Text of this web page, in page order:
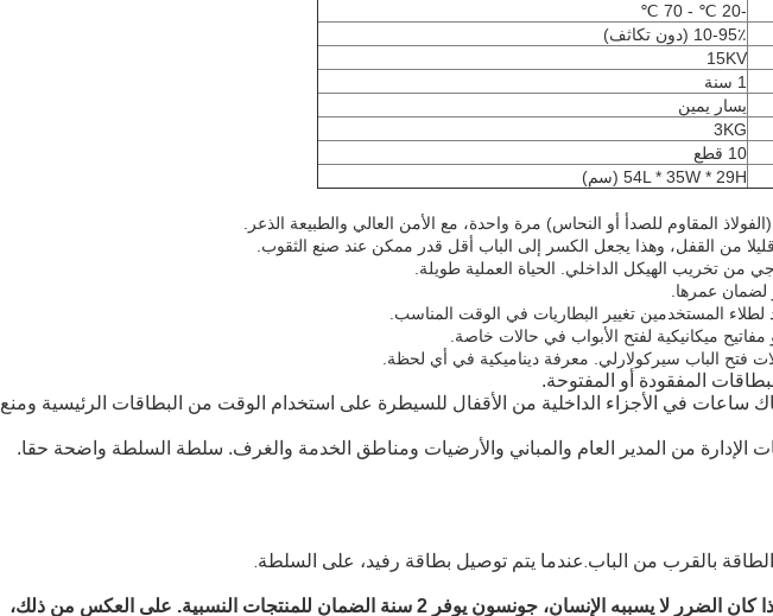
-20 ℃ - 70 ℃
10-95٪ (دون تكاثف)
15KV
1 سنة
يسار يمين
3KG
10 قطع
54L * 35W * 29H (سم)
المقاوم للصدأ أو النحاس) مرة واحدة، مع الأمن العالي والطبيعة الذعر.
من القفل، وهذا يجعل الكسر إلى الباب أقل قدر ممكن عند صنع الثقوب.
من تخريب الهيكل الداخلي.
الحياة العملية طويلة.
لضمان عمرها.
المستخدمين تغيير البطاريات في الوقت المناسب.
ميكانيكية لفتح الأبواب في حالات خاصة.
معرفة ديناميكية في أي لحظة.
المفقودة أو المفتوحة.
ساعات في الأجزاء الداخلية من الأقفال للسيطرة على استخدام الوقت من البطاقات الرئيسية ومنع
الإدارة من المدير العام والمباني والأرضيات ومناطق الخدمة والغرف. سلطة السلطة واضحة حقا.
بالقرب من الباب.عندما يتم توصيل بطاقة رفيد، على السلطة.
يسببه الإنسان، جونسون يوفر 2 سنة الضمان للمنتجات النسبية.
على العكس من ذلك،